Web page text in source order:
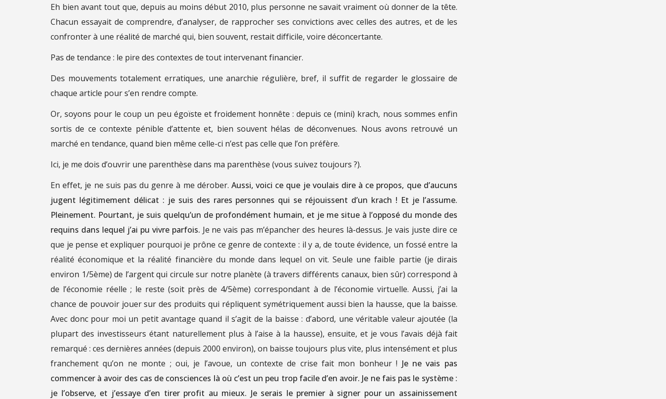
Eh bien avant tout que, depuis au moins début 2010, plus personne ne savait vraiment où donner de la tête.
Chacun essayait de comprendre, d’analyser, de rapprocher ses convictions avec celles des autres, et de les
confronter à une réalité de marché qui, bien souvent, restait difficile, voire déconcertante.
Pas de tendance : le pire des contextes de tout intervenant financier.
Des mouvements totalement erratiques, une anarchie régulière, bref, il suffit de regarder le glossaire de
chaque article pour s’en rendre compte.
Or, soyons pour le coup un peu égoïste et froidement honnête : depuis ce (mini) krach, nous sommes enfin
sortis de ce contexte pénible d’attente et, bien souvent hélas de déconvenues. Nous avons retrouvé un
marché en tendance, quand bien même celle-ci n’est pas celle que l’on préfère.
Ici, je me dois d’ouvrir une parenthèse dans ma parenthèse (vous suivez toujours ?).
En effet, je ne suis pas du genre à me dérober. Aussi, voici ce que je voulais dire à ce propos, que d’aucuns
jugent légitimement délicat : je suis des rares personnes qui se réjouissent d’un krach ! Et je l’assume.
Pleinement. Pourtant, je suis quelqu’un de profondément humain, et je me situe à l’opposé du monde des
requins dans lequel j’ai pu vivre parfois. Je ne vais pas m’épancher des heures là-dessus. Je vais juste dire ce
que je pense et expliquer pourquoi je prône ce genre de contexte : il y a, de toute évidence, un fossé entre la
réalité économique et la réalité financière du monde dans lequel on vit. Seule une faible partie (je dirais
environ 1/5ème) de l’argent qui circule sur notre planète (à travers différents canaux, bien sûr) correspond à
de l’économie réelle ; le reste (soit près de 4/5ème) correspondant à de l’économie virtuelle. Aussi, j’ai la
chance de pouvoir jouer sur des produits qui répliquent symétriquement aussi bien la hausse, que la baisse.
Avec donc pour moi un petit avantage quand il s’agit de la baisse : d’abord, une véritable valeur ajoutée (la
plupart des investisseurs étant naturellement plus à l’aise à la hausse), ensuite, et je vous l’avais déjà fait
remarqué : ces dernières années (depuis 2000 environ), on baisse toujours plus vite, plus intensément et plus
franchement qu’on ne monte ; oui, je l’avoue, un contexte de crise fait mon bonheur ! Je ne vais pas
commencer à avoir des cas de consciences là où c’est un peu trop facile d’en avoir. Je ne fais pas le système :
je l’observe, et j’essaye d’en tirer profit au mieux. Je serais le premier à signer pour un assainissement